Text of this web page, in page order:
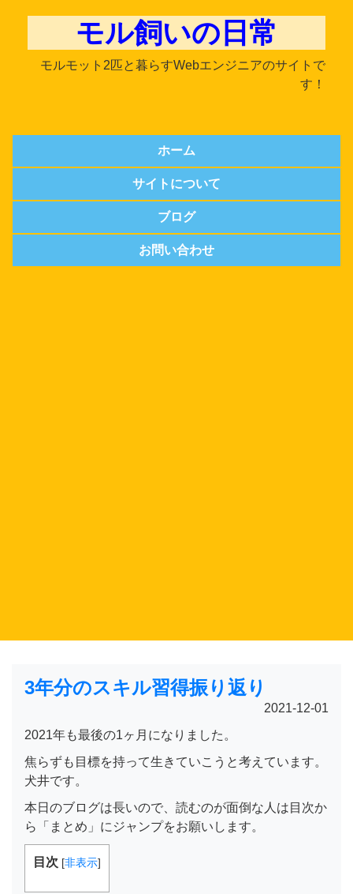
モル飼いの日常
モルモット2匹と暮らすWebエンジニアのサイトで
す！
ホーム
サイトについて
ブログ
お問い合わせ
3年分のスキル習得振り返り
2021-12-01
2021年も最後の1ヶ月になりました。
焦らずも目標を持って生きていこうと考えています。
犬井です。
本日のブログは長いので、読むのが面倒な人は目次か
ら「まとめ」にジャンプをお願いします。
目次 [非表示]